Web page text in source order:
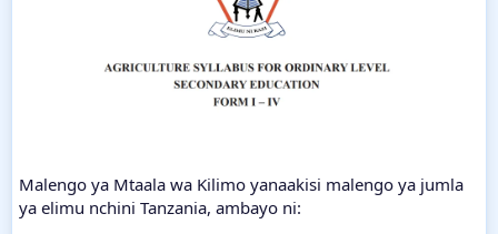
Malengo ya Mtaala wa Kilimo yanaakisi malengo ya jumla
ya elimu nchini Tanzania, ambayo ni: